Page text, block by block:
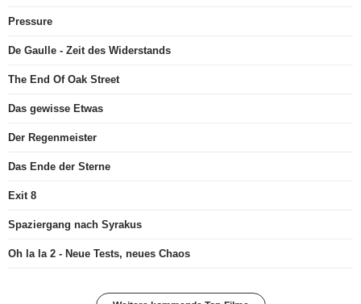
Pressure
De Gaulle - Zeit des Widerstands
The End Of Oak Street
Das gewisse Etwas
Der Regenmeister
Das Ende der Sterne
Exit 8
Spaziergang nach Syrakus
Oh la la 2 - Neue Tests, neues Chaos